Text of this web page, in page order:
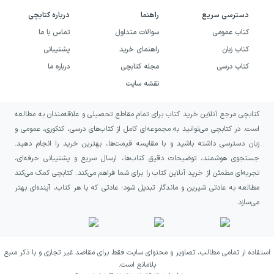
انجامید، به همین‌سان نیز پیش از
اشغال شوروی، واگن‌ها و اتاق‌های گاز
به اولین اردوگاه‌های کار اجباری آلمان
رسید. در سال ۱۹۴۲، هنگامی که
انهدام یهودیان به سیاست رسمی بدل
شد، هاینریش هیملر، فرمانده اس‌اس
گفت: «هماهنگ با ارادهٔ رهبر، تصمیم
ساده‌ای اتخاذ شده است. یهودیان
باید با مشقت به هلاکت رسند. »
یهودیان در لهستان گله‌وار به گتوها
واگن‌های باری غالبا آهک‌اندود
ایستگاه‌های فرعی منتقل می‌کردند، به
دسترسی سریع
کتاب عمومی
کتاب زبان
کتاب درسی
راهنما
سوالات متداول
راهنمای خرید
مجله کتابچی
نقشه سایت
درباره کتابچی
تماس با ما
پشتیبانی
درباره ما
کتابچی مرجع آنلاین خرید کتاب برای تمام مقاطع تحصیلی و علاقه‌مندان به مطالعه
است. در کتابچی می‌توانید به مجموعه‌ای کامل از کتاب‌های درسی، کنکوری، عمومی و
زبان دسترسی داشته باشید و با مقایسه قیمت‌ها، بهترین خرید را انجام دهید.
جستجوی هوشمند، توضیحات دقیق کتاب‌ها، ارسال سریع و پشتیبانی حرفه‌ای،
تجربه‌ای مطمئن از خرید آنلاین کتاب را برای شما فراهم می‌کند. کتابچی کمک می‌کند
مطالعه به عادتی شیرین و ماندگار تبدیل شود؛ عادتی که با هر کتاب، آینده‌ای بهتر
می‌سازد.
استفاده از تمامی مطالب، تصاویر و محتوای سایت فقط برای مقاصد غیر تجاری و با ذکر منبع
بلامانع است.